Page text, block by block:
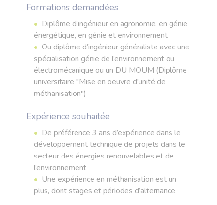
Formations demandées
Diplôme d’ingénieur en agronomie, en génie
énergétique, en génie et environnement
Ou diplôme d’ingénieur généraliste avec une
spécialisation génie de l’environnement ou
électromécanique ou un DU MOUM (Diplôme
universitaire "Mise en oeuvre d'unité de
méthanisation")
Expérience souhaitée
De préférence 3 ans d’expérience dans le
développement technique de projets dans le
secteur des énergies renouvelables et de
l’environnement
Une expérience en méthanisation est un
plus, dont stages et périodes d’alternance